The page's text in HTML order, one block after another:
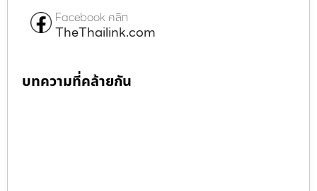
Facebook คลิก
TheThailink.com
บทความที่คล้ายกัน